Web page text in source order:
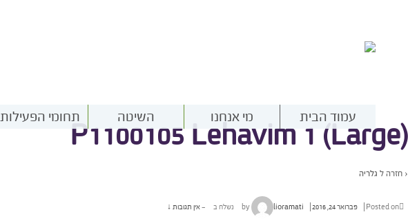
עמוד הבית מי אנחנו השיטה תחומי הפעילות
P1100105 Lehavim 1 (Large)
‹ חזרה ל גלריה
Posted on פברואר 24, 2016 lioramati נשלח ב —אין תגובות ↓